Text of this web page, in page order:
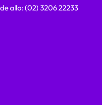
allo: (02) 3206 22233